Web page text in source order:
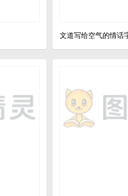
文道写给空气的情话